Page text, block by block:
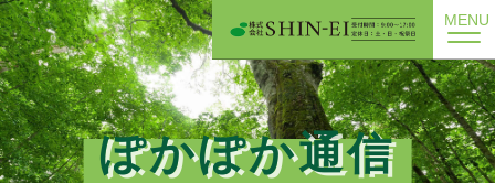
MENU
ぽかぽか通信